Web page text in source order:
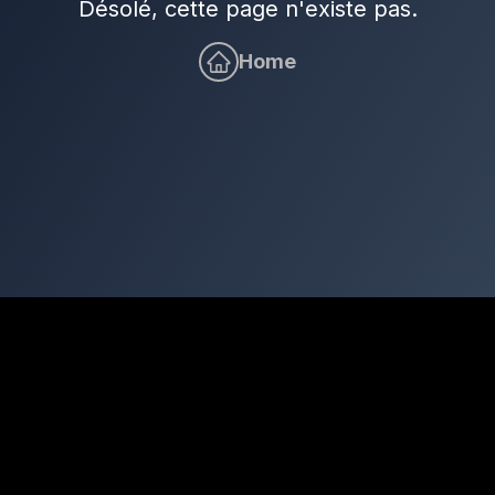
Désolé, cette page n'existe pas.
Home